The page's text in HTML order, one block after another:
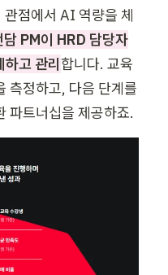
점에서 AI 역량을 체
담 PM이 HRD 담당자
고 관리합니다. 교육
측정하고, 다음 단계를
파트너십을 제공하죠.